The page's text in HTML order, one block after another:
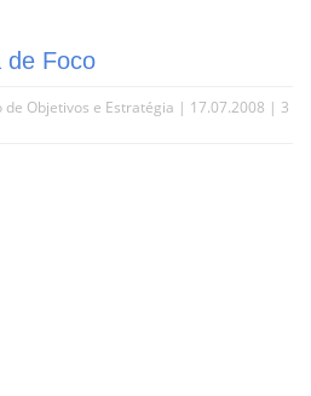
de Foco
de Objetivos e Estratégia | 17.07.2008 | 3